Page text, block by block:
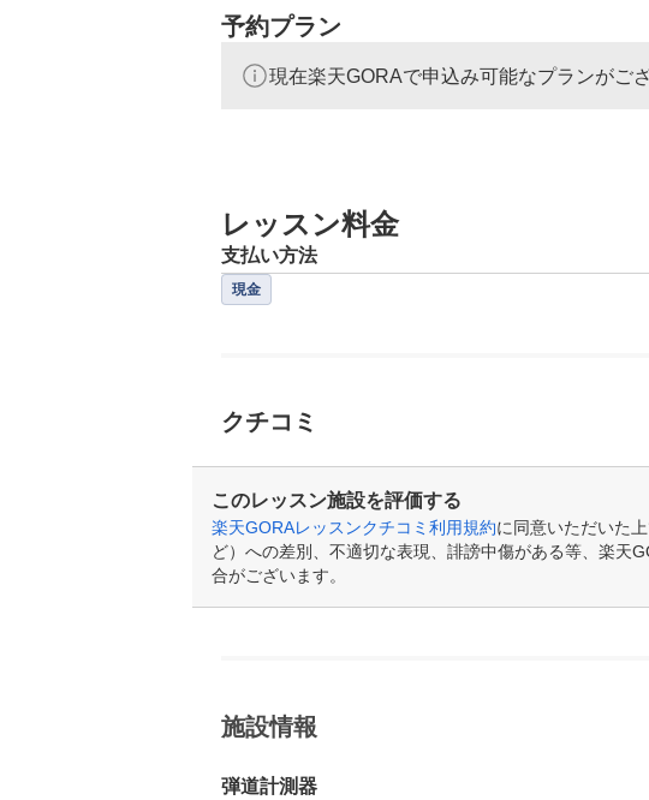
予約プラン
現在楽天GORAで申込み可能なプランがご
レッスン料金
支払い方法
現金
クチコミ
このレッスン施設を評価する
楽天GORAレッスンクチコミ利用規約に同意いただいた
ど）への差別、不適切な表現、誹謗中傷がある等、楽天
合がございます。
施設情報
弾道計測器